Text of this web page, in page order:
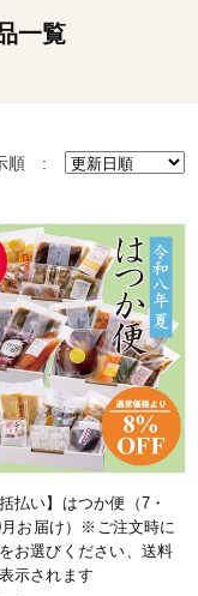
一覧
順 :
払い】はつか便（7・
お届け）※ご注文時に
お選びください、送料
示されます